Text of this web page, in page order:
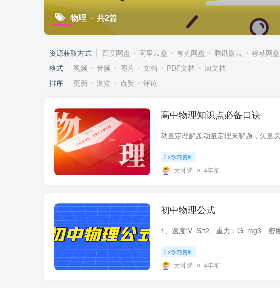
物理 共2篇
资源获取方式 百度网盘 阿里云盘 夸克网盘 腾讯微云 移动网盘
格式
视频 音频 图片 文档 PDF文档
txt文档
排序
更新 浏览 点赞 评论
高中物理知识点必备口诀
学习资料
大帅逼 4年前
初中物理公式
学习资料
大帅逼 4年前